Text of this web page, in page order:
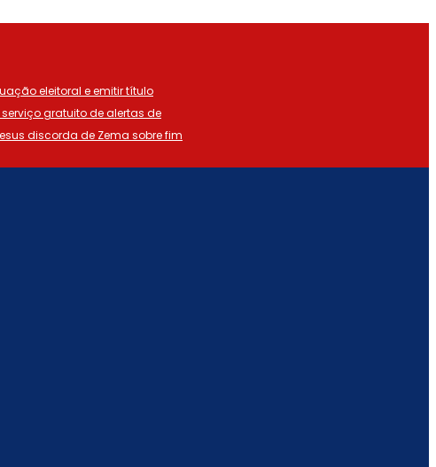
eleitoral e emitir título
serviço gratuito de alertas de
discorda de Zema sobre fim